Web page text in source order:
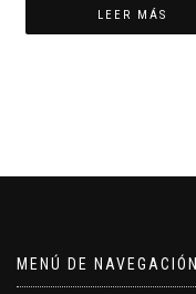
LEER MÁS
MENÚ DE NAVEGACIÓN